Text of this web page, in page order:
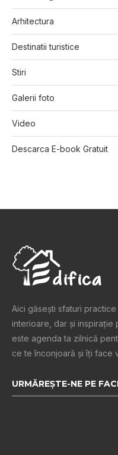
Arhitectura
Destinatii turistice
Stiri
Galerii foto
Video
Descarca E-book Gratuit
Aici găsești sfaturi
interioare, dar și inspiraţie
este agenda ta zilnică
ce te înconjoară şi îţi face
URMĂREȘTE-NE PE